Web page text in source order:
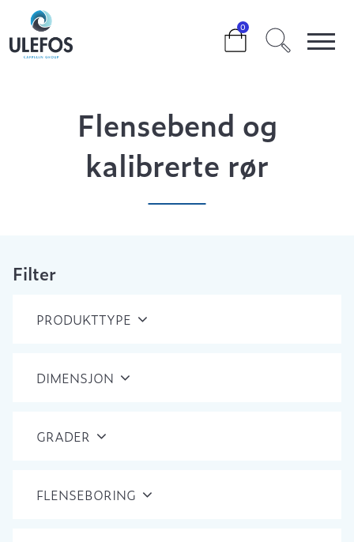
0
>> FLENSEBEND OG KALIBRERTE RØR
Flensebend og
kalibrerte rør
Filter
PRODUKTTYPE
DIMENSJON
GRADER
FLENSEBORING